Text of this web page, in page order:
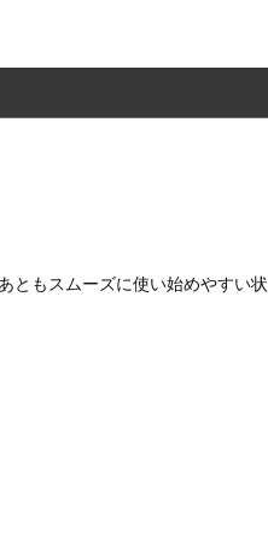
ともスムーズに使い始めやすい